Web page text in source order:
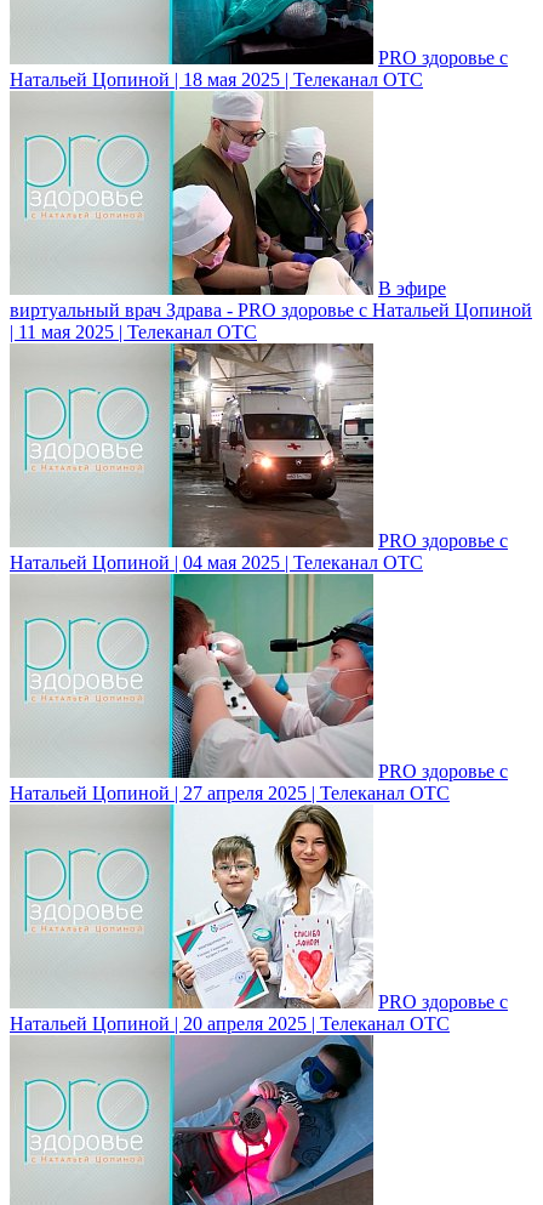
PRO здоровье с
Натальей Цопиной | 18 мая 2025 | Телеканал ОТС
В эфире
виртуальный врач Здрава - PRO здоровье с Натальей Цопиной
| 11 мая 2025 | Телеканал ОТС
PRO здоровье с
Натальей Цопиной | 04 мая 2025 | Телеканал ОТС
PRO здоровье с
Натальей Цопиной | 27 апреля 2025 | Телеканал ОТС
PRO здоровье с
Натальей Цопиной | 20 апреля 2025 | Телеканал ОТС